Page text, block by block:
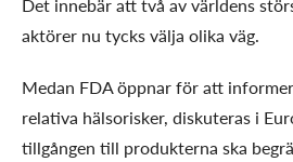
aktörer nu tycks välja olika väg.
Medan FDA öppnar för att
relativa hälsorisker, diskuteras i
tillgången till produkterna ska